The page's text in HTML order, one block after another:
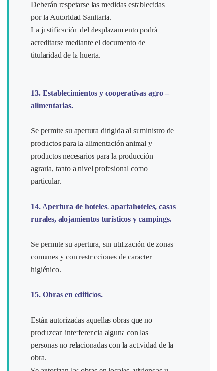
Deberán respetarse las medidas establecidas
por la Autoridad Sanitaria.
La justificación del desplazamiento podrá
acreditarse mediante el documento de
titularidad de la huerta.
13. Establecimientos y cooperativas agro –
alimentarias.
Se permite su apertura dirigida al suministro de
productos para la alimentación animal y
productos necesarios para la producción
agraria, tanto a nivel profesional como
particular.
14. Apertura de hoteles, apartahoteles, casas
rurales, alojamientos turísticos y campings.
Se permite su apertura, sin utilización de zonas
comunes y con restricciones de carácter
higiénico.
15. Obras en edificios.
Están autorizadas aquellas obras que no
produzcan interferencia alguna con las
personas no relacionadas con la actividad de la
obra.